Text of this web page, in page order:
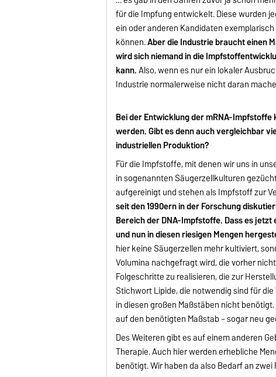
für die Impfung entwickelt. Diese wurden
ein oder anderen Kandidaten
können.Aber die Industrie braucht einen
wird sich niemand in die
kann.Also, wenn es nur ein lokaler
Industrie normalerweise nicht daran
Bei der Entwicklung der mRNA-
werden. Gibt es denn auch vergleichbar
industriellen Produktion?
Für die Impfstoffe, mit denen wir uns in
in sogenannten Säugerzellkulturen
aufgereinigt und stehen als Impfstoff zur
seit den 1990ern in der Forschung
Bereich der DNA-Impfstoffe. Dass es
und nun in diesen riesigen Mengen
hier keine Säugerzellen mehr kultiviert,
Volumina nachgefragt wird, die vorher
Folgeschritte zu realisieren, die zur
Stichwort Lipide, die notwendig sind für
in diesen großen Maßstäben nicht
auf den benötigten Maßstab – sogar neu
Des Weiteren gibt es auf einem anderen
Therapie. Auch hier werden erhebliche
benötigt. Wir haben da also Bedarf an zwei